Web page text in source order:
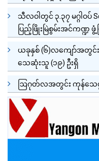
သီလဝါတွင် ၃.၃၇ မဂ္ဂါဝပ်
ပြည့်ဖြိုးမြဲစွမ်းအင်ကဏ္ဍ
ယခုနှစ် (၆)လကျော်အတွင်း
သေဆုံးသူ (၁၉) ဦးရှိ
ဩဂုတ်လအတွင်း ကုန်သေတ္တ